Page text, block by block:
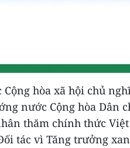
hòa xã hội chủ
nước Cộng hòa Dân
thăm chính thức
tác vì Tăng trưởng